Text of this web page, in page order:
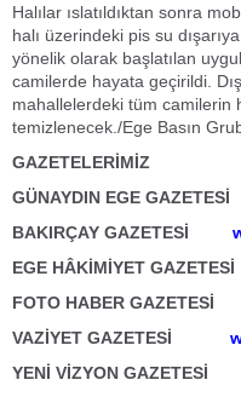
Halılar ıslatıldıktan sonra
halı üzerindeki pis su
yönelik olarak başlatılan
camilerde hayata geçirildi.
mahallelerdeki tüm camilerin
temizlenecek./Ege Basın
GAZETELERİMİZ
GÜNAYDIN EGE GAZETESİ
BAKIRÇAY GAZETESİ
EGE HÂKİMİYET GAZETESİ
FOTO HABER
VAZİYET GAZETESİ
YENİ VİZYON GAZETESİ